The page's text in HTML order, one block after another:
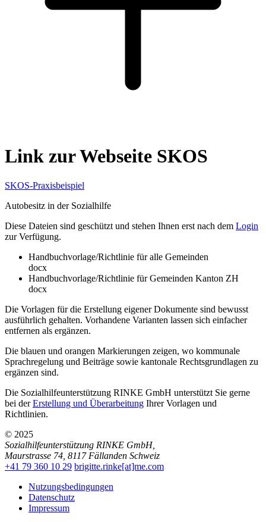
Link zur Webseite SKOS
SKOS-Praxisbeispiel
Autobesitz in der Sozialhilfe
Diese Dateien sind geschützt und stehen Ihnen erst nach dem Login
zur Verfügung.
Handbuchvorlage/Richtlinie für alle Gemeinden
docx
Handbuchvorlage/Richtlinie für Gemeinden Kanton ZH
docx
Die Vorlagen für die Erstellung eigener Dokumente sind bewusst
ausführlich gehalten. Vorhandene Varianten lassen sich einfacher
entfernen als ergänzen.
Die blauen und orangen Markierungen zeigen, wo kommunale
Sprachregelung und Beiträge sowie kantonale Rechtsgrundlagen zu
ergänzen sind.
Die Sozialhilfeunterstützung RINKE GmbH unterstützt Sie gerne
bei derErstellung und Überarbeitung Ihrer Vorlagen und
Richtlinien.
© 2025
Sozialhilfeunterstützung RINKE GmbH,
Maurstrasse 74 8117 Fällanden Schweiz
+41 79 360 10 29 brigitte.rinke[at]me.com
Nutzungsbedingungen
Datenschutz
Impressum